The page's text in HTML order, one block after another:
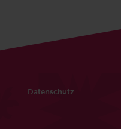
Datenschutz